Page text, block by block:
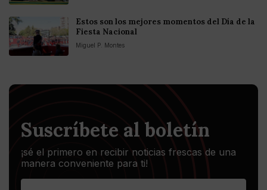
Estos son los mejores momentos del Día de la
Fiesta Nacional
Miguel P. Montes
Suscríbete al boletín
¡sé el primero en recibir noticias frescas de una
manera conveniente para ti!